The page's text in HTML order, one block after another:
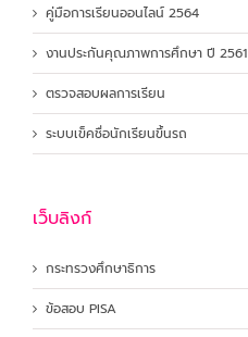
คู่มือการเรียนออนไลน์ 2564
งานประกันคุณภาพการศึกษา ปี 2561
ตรวจสอบผลการเรียน
ระบบเข็คชื่อนักเรียนขึ้นรถ
เว็บลิงก์
กระทรวงศึกษาธิการ
ข้อสอบ PISA